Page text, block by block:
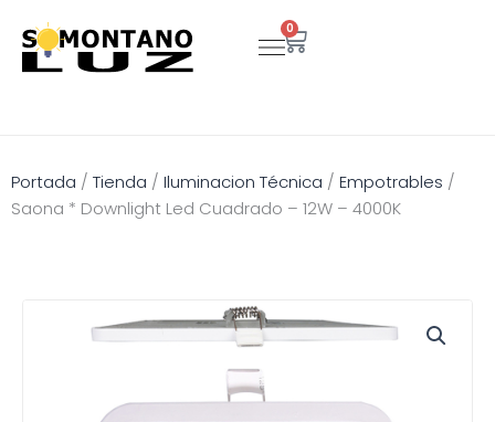
contenido
0
Carrito
Portada / Tienda / Iluminacion Técnica / Empotrables /
Saona * Downlight Led Cuadrado – 12W – 4000K